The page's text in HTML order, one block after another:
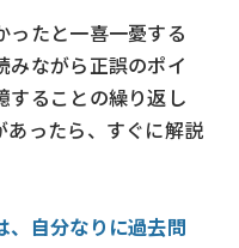
ったと一喜一憂する
みながら正誤のポイ
することの繰り返し
あったら、すぐに解説
自分なりに過去問